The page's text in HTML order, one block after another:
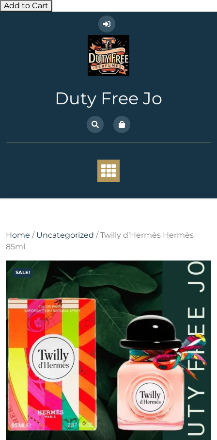
Add to Cart
Duty Free Jo
Home / Uncategorized / Twilly d’Hermès Hermès
85ml
SALE!